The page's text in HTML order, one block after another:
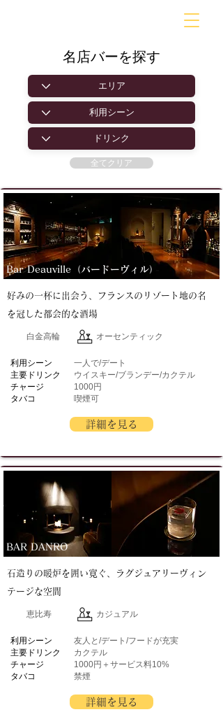
名店バーを探す
全てクリア
Bar Deauville（バードーヴィル）
好みの一杯に出会う、フランスのリゾート地の名
を冠した都会的な酒場
白金高輪 オーセンティック
​利用シーン
主要ドリンク
チャージ
タバコ
一人で/デート
ウイスキー/ブランデー/カクテル
1000円
喫煙可
詳細を見る
BAR DANRO
石造りの暖炉を囲い寛ぐ、ラグジュアリーヴィン
テージな空間
恵比寿 カジュアル
​利用シーン
主要ドリンク
チャージ
タバコ
友人と/デート/フードが充実
カクテル
1000円＋サービス料10%
禁煙
詳細を見る